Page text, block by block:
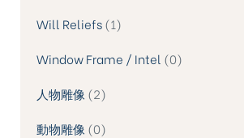
Will Reliefs 1
Window Frame / Intel 0
人物雕像 2
動物雕像 0